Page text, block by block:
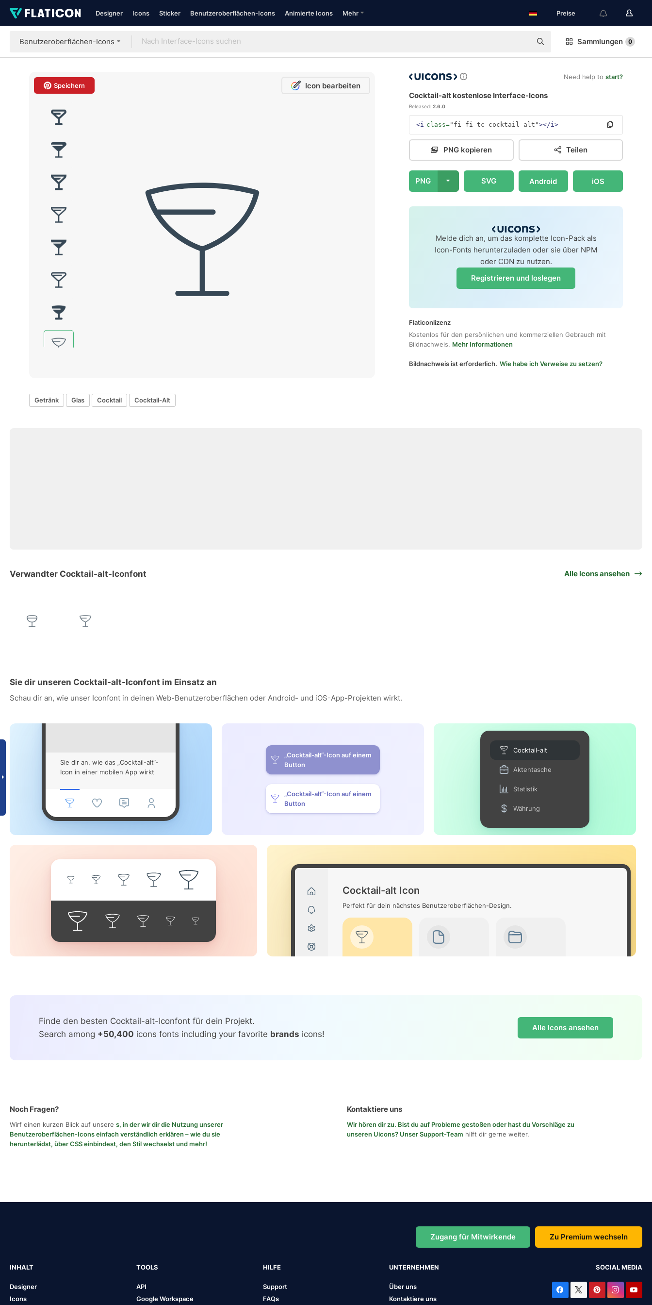
Designer Icons Sticker Benutzeroberflächen-Icons Animierte Icons Mehr Preise
Benutzeroberflächen-Icons Sammlungen 0
Speichern Icon bearbeiten
Need help to start?
Cocktail-alt kostenlose Interface-Icons
Released: 2.6.0
<i class="fi fi-tc-cocktail-alt"></i>
PNG kopieren Teilen
PNG SVG Android iOS
Melde dich an, um das komplette Icon-Pack als
Icon-Fonts herunterzuladen oder sie über NPM
oder CDN zu nutzen.
Registrieren und loslegen
Flaticonlizenz
Kostenlos für den persönlichen und kommerziellen Gebrauch mit
Bildnachweis. Mehr Informationen
Bildnachweis ist erforderlich. Wie habe ich Verweise zu setzen?
Getränk Glas Cocktail Cocktail-Alt
Verwandter Cocktail-alt-Iconfont Alle Icons ansehen
Sie dir unseren Cocktail-alt-Iconfont im Einsatz an
Schau dir an, wie unser Iconfont in deinen Web-Benutzeroberflächen oder Android- und iOS-App-Projekten wirkt.
Sie dir an, wie das „Cocktail-alt“-
Icon in einer mobilen App wirkt
„Cocktail-alt“-Icon auf einem
Button
„Cocktail-alt“-Icon auf einem
Button
Cocktail-alt
Aktentasche
Statistik
Währung
Cocktail-alt Icon
Perfekt für dein nächstes Benutzeroberflächen-Design.
Finde den besten Cocktail-alt-Iconfont für dein Projekt.
Search among +50,400 icons fonts including your favorite brands icons!
Alle Icons ansehen
Noch Fragen?
Wirf einen kurzen Blick auf unsere s, in der wir dir die Nutzung unserer
Benutzeroberflächen-Icons einfach verständlich erklären – wie du sie
herunterlädst, über CSS einbindest, den Stil wechselst und mehr!
Kontaktiere uns
Wir hören dir zu. Bist du auf Probleme gestoßen oder hast du Vorschläge zu
unseren Uicons? Unser Support-Team hilft dir gerne weiter.
Zugang für Mitwirkende Zu Premium wechseln
INHALT
Designer
Icons
TOOLS
API
Google Workspace
HILFE
Support
FAQs
UNTERNEHMEN
Über uns
Kontaktiere uns
SOCIAL MEDIA